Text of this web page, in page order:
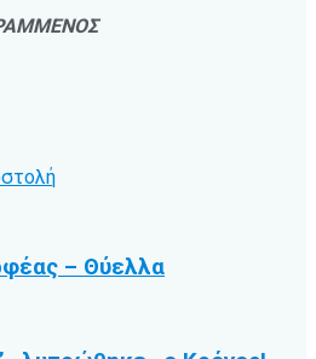
– Θύελλα